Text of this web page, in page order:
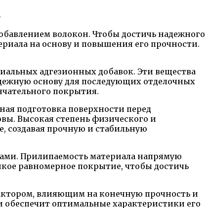
волокон. Чтобы достичь надежного
на основу и повышения его прочности.
адгезионных добавок. Эти вещества
основу для последующих отделочных
покрытия.
подготовка поверхности перед
Высокая степень физического и
создавая прочную и стабильную
Прилипаемость материала напрямую
равномерное покрытие, чтобы достичь
влияющим на конечную прочность и
оптимальные характеристики его